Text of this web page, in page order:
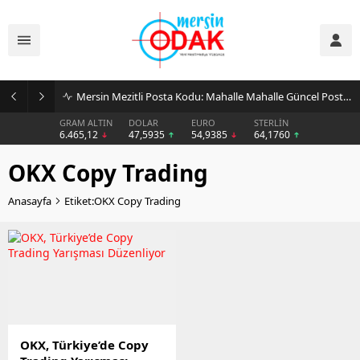
Mersin Mezitli Posta Kodu: Mahalle Mahalle Güncel Posta Kodu Rehberi
GRAM ALTIN
6.465,12
DOLAR
47,5935
EURO
54,9385
STERLİN
64,1760
OKX Copy Trading
Anasayfa Etiket:OKX Copy Trading
OKX, Türkiye’de Copy